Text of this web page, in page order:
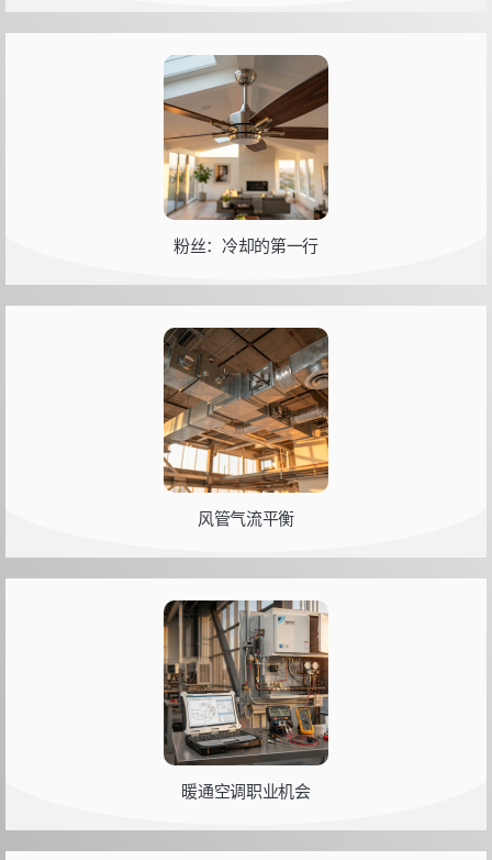
粉丝：冷却的第一行
风管气流平衡
暖通空调职业机会